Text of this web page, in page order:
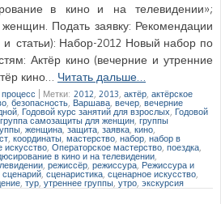
в кино и на телевидении»;
Подать заявку: Рекомендации
и статьи): Набор-2012 Новый набор по
Актёр кино (вечерние и утренние
кино… Читать дальше…
Метки: 2012 2013 актёр актёрское
, безопасность Варшава вечер ,вечерние
Годовой курс занятий для взрослых Годовой
группа самозащиты для женщин группы
женщина ,защита заявка кино
координаты, мастерство набор набор в
искусство Операторское мастерство поездка
в кино и на телевидении
режиссёр режиссура Режиссура и
сценарий, сценаристика сценарное искусство
тур ,утреннее группы ,утро экскурсия